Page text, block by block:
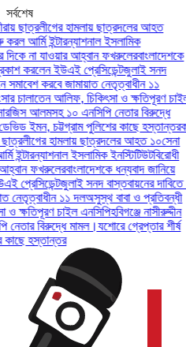
সর্বশেষ
ছাত্রলীগের হামলায় ছাত্রদলের আহত
আর্মি ইন্টারন্যাশনাল ইসলামিক
না যাওয়ার আহ্বান ফখরুলেরবাংলাদেশকে
করলেন ইউএই প্রেসিডেন্টজুলাই সনদ
করবে জামায়াত নেতৃত্বাধীন ১১
চালাতেন আলিফ, চিকিৎসা ও ক্ষতিপূরণ চাইল
আলমসহ ১০ এনসিপি নেতার বিরুদ্ধে
ইমন, চট্টগ্রাম পুলিশের কাছে হস্তান্তরকল
হামলায় ছাত্রদলের আহত ১০সেনা
ইসলামিক ইনস্টিটিউটবিরোধী
ফখরুলেরবাংলাদেশকে ধন্যবাদ জানিয়ে
জুলাই সনদ বাস্তবায়নের দাবিতে ৫
নেতৃত্বাধীন ১১ দলঅসুস্থ বাবা ও প্রতিবন্ধী
ক্ষতিপূরণ চাইল এনসিপিহবিগঞ্জে নাসীরুদ্দীন
বিরুদ্ধে মামল।যশোরে গ্রেপ্তার শীর্ষ
হস্তান্তর